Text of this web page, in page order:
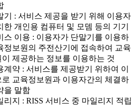
: 서비스 제공을 받기 위해 이용자
한 개인용 컴퓨터 및 모뎀 등의 기기
이용 : 이용자가 단말기를 이용하
정보원의 주전산기에 접속하여 교육
이 제공하는 정보를 이용하는 것
약 : 서비스를 제공받기 위하여 이
로 교육정보원과 이용자간의 체결하
을 말함
지 : RISS 서비스 중 마일리지 적립